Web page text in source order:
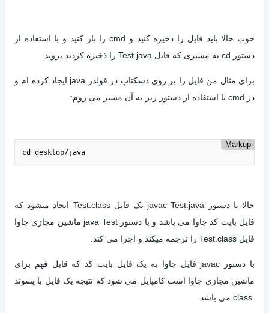
خوب حالا باید فایل را ذخیره کنید و cmd را باز کنید و با استفاده از
دستور cd به مسیری که فایل Test.java را ذخیره کردید بروید
برای مثال من فایل را بر روی دسکتاپ در فولدر java ایجاد کرده ام و
در cmd با استفاده از دستور زیر به آن مسیر می روم:
Markup
cd desktop/java
حالا با دستور javac Test.java یک فایل Test.class ایجاد میشود که
فایل بایت کد جاوا می باشد و با دستور java Test ماشین مجازی جاوا
فایل Test.class را ترجمه میکند و اجرا می کند.
با دستور javac فایل جاوا به یک فایل بایت کد که قابل فهم برای
ماشین مجازی جاوا است کامپایل می شود که نتیجه یک فایل با پسوند
.class می باشد.